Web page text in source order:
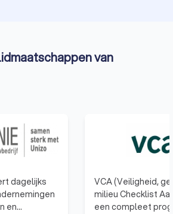
van
dagelijks
en
VCA (Veiligheid,
milieu Checklist
een compleet